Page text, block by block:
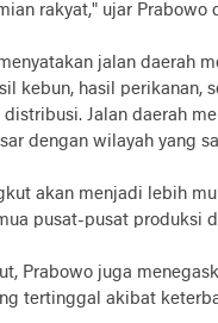
rakyat," ujar Prabowo
jalan daerah
kebun, hasil perikanan,
Jalan daerah
dengan wilayah yang
akan menjadi lebih
pusat-pusat produksi
Prabowo juga
tertinggal akibat